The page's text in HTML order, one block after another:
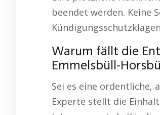
beendet werden. Keine
Warum fällt die
Emmelsbüll-
Sei es eine
Experte stellt die